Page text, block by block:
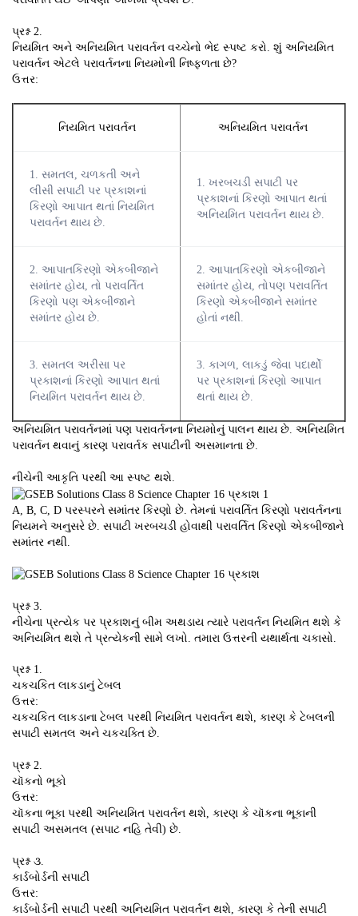
પ્રશ્ન 2.
નિયમિત અને અનિયમિત પરાવર્તન વચ્ચેનો ભેદ સ્પષ્ટ કરો. શું અનિયમિત
પરાવર્તન એટલે પરાવર્તનના નિયમોની નિષ્ફળતા છે?
ઉત્તર:
નિયમિત પરાવર્તન અનિયમિત પરાવર્તન
1. સમતલ, ચળકતી અને
લીસી સપાટી પર પ્રકાશનાં
કિરણો આપાત થતાં નિયમિત
પરાવર્તન થાય છે.
1. ખરબચડી સપાટી પર
પ્રકાશનાં કિરણો આપાત થતાં
અનિયમિત પરાવર્તન થાય છે.
2. આપાતકિરણો એકબીજાને
સમાંતર હોય, તો પરાવર્તિત
કિરણો પણ એકબીજાને
સમાંતર હોય છે.
2. આપાતકિરણો એકબીજાને
સમાંતર હોય, તોપણ પરાવર્તિત
કિરણો એકબીજાને સમાંતર
હોતાં નથી.
3. સમતલ અરીસા પર
પ્રકાશનાં કિરણો આપાત થતાં
નિયમિત પરાવર્તન થાય છે.
3. કાગળ, લાકડું જેવા પદાર્થો
પર પ્રકાશનાં કિરણો આપાત
થતાં થાય છે.
અનિયમિત પરાવર્તનમાં પણ પરાવર્તનના નિયમોનું પાલન થાય છે. અનિયમિત
પરાવર્તન થવાનું કારણ પરાવર્તક સપાટીની અસમાનતા છે.
નીચેની આકૃતિ પરથી આ સ્પષ્ટ થશે.
A, B, C, D પરસ્પરને સમાંતર કિરણો છે. તેમનાં પરાવર્તિત કિરણો પરાવર્તનના
નિયમને અનુસરે છે. સપાટી ખરબચડી હોવાથી પરાવર્તિત કિરણો એકબીજાને
સમાંતર નથી.
પ્રશ્ન 3.
નીચેના પ્રત્યેક પર પ્રકાશનું બીમ અથડાય ત્યારે પરાવર્તન નિયમિત થશે કે
અનિયમિત થશે તે પ્રત્યેકની સામે લખો. તમારા ઉત્તરની યથાર્થતા ચકાસો.
પ્રશ્ન 1.
ચકચકિત લાકડાનું ટેબલ
ઉત્તર:
ચકચકિત લાકડાના ટેબલ પરથી નિયમિત પરાવર્તન થશે, કારણ કે ટેબલની
સપાટી સમતલ અને ચકચક્તિ છે.
પ્રશ્ન 2.
ચૉકનો ભૂકો
ઉત્તર:
ચૉકના ભૂકા પરથી અનિયમિત પરાવર્તન થશે, કારણ કે ચૉકના ભૂકાની
સપાટી અસમતલ (સપાટ નહિ તેવી) છે.
પ્રશ્ન ૩.
કાર્ડબોર્ડની સપાટી
ઉત્તર:
કાર્ડબોર્ડની સપાટી પરથી અનિયમિત પરાવર્તન થશે, કારણ કે તેની સપાટી